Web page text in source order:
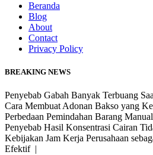
Beranda
Blog
About
Contact
Privacy Policy
BREAKING NEWS
Penyebab Gabah Banyak Terbuang
Cara Membuat Adonan Bakso yang
Perbedaan Pemindahan Barang
Penyebab Hasil Konsentrasi Cairan
Kebijakan Jam Kerja Perusahaan
Efektif |